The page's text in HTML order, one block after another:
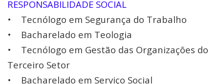
RESPONSABILIDADE SOCIAL
• Tecnólogo em Segurança do Trabalho
• Bacharelado em Teologia
• Tecnólogo em Gestão das Organizações do
Terceiro Setor
• Bacharelado em Serviço Social